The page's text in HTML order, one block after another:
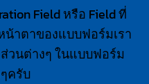
Field หรือ Field ที่
น้าตาของแบบฟอร์มเรา
วนต่างๆ ในแบบฟอร์ม
ครับ